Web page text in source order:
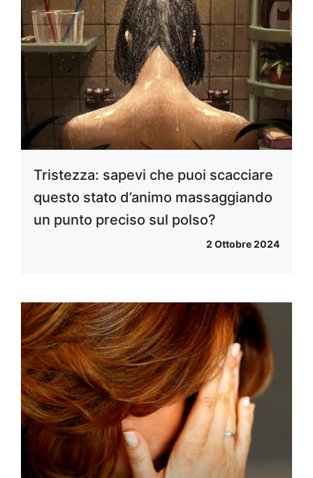
Tristezza: sapevi che puoi scacciare
questo stato d’animo massaggiando
un punto preciso sul polso?
2 Ottobre 2024